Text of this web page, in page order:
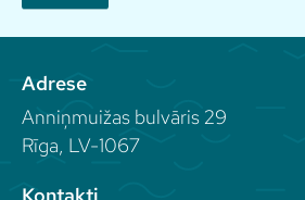
Adrese
Anniņmuižas bulvāris 29
Rīga, LV-1067